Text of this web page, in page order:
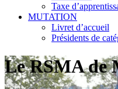
Taxe
MUTATION
Livret d’accueil
Présidents de
Le RSMA de